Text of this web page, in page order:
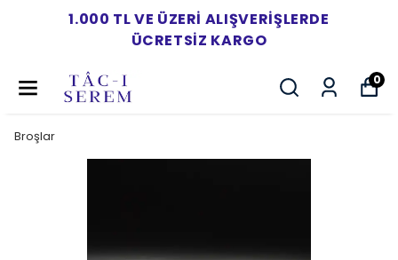
1.000 TL VE ÜZERI ALIŞVERIŞLERDE
ÜCRETSIZ KARGO
0
Broşlar